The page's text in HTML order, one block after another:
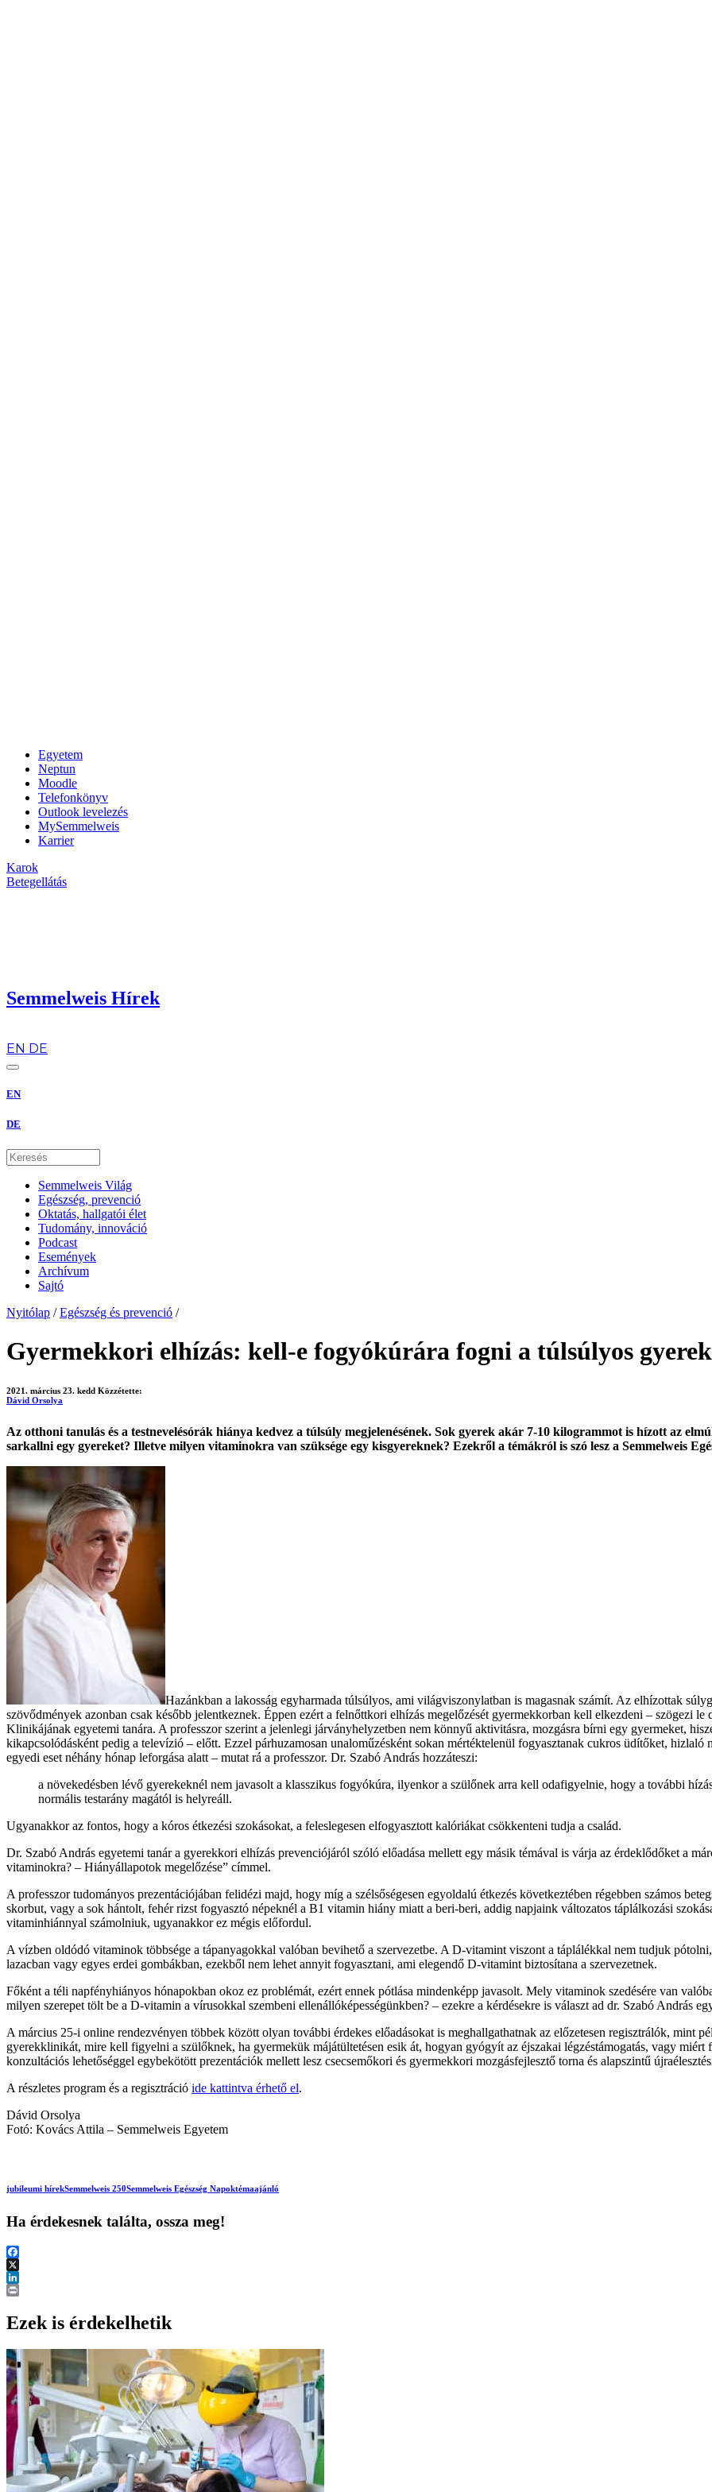
Egyetem
Neptun
Moodle
Telefonkönyv
Outlook levelezés
MySemmelweis
Karrier
Karok
Betegellátás
Semmelweis Hírek
EN DE
EN
DE
Semmelweis Világ
Egészség, prevenció
Oktatás, hallgatói élet
Tudomány, innováció
Podcast
Események
Archívum
Sajtó
Nyitólap / Egészség és prevenció /
Gyermekkori elhízás: kell-e fogyókúrára fogni a túlsúlyos
2021. március 23. kedd Közzétette:
Dávid Orsolya
Az otthoni tanulás és a testnevelésórák hiánya kedvez a túlsúly megjelenésének. Sok gyerek akár 7-10 kilogrammot is hízott az
sarkallni egy gyereket? Illetve milyen vitaminokra van szüksége egy kisgyereknek? Ezekről a témákról is szó lesz a Semmelweis
Hazánkban a lakosság egyharmada túlsúlyos, ami világviszonylatban is magasnak számít. Az elhízottak
szövődmények azonban csak később jelentkeznek. Éppen ezért a felnőttkori elhízás megelőzését gyermekkorban kell elkezdeni – szögezi
Klinikájának egyetemi tanára. A professzor szerint a jelenlegi járványhelyzetben nem könnyű aktivitásra, mozgásra bírni egy gyermeket,
kikapcsolódásként pedig a televízió – előtt. Ezzel párhuzamosan unaloműzésként sokan mértéktelenül fogyasztanak cukros üdítőket,
egyedi eset néhány hónap leforgása alatt – mutat rá a professzor. Dr. Szabó András hozzáteszi:
a növekedésben lévő gyerekeknél nem javasolt a klasszikus fogyókúra, ilyenkor a szülőnek arra kell odafigyelnie, hogy a további
normális testarány magától is helyreáll.
Ugyanakkor az fontos, hogy a kóros étkezési szokásokat, a feleslegesen elfogyasztott kalóriákat csökkenteni tudja a család.
Dr. Szabó András egyetemi tanár a gyerekkori elhízás prevenciójáról szóló előadása mellett egy másik témával is várja az érdeklődőket a
vitaminokra? – Hiányállapotok megelőzése” címmel.
A professzor tudományos prezentációjában felidézi majd, hogy míg a szélsőségesen egyoldalú étkezés következtében régebben számos
skorbut, vagy a sok hántolt, fehér rizst fogyasztó népeknél a B1 vitamin hiány miatt a beri-beri, addig napjaink változatos táplálkozási
vitaminhiánnyal számolniuk, ugyanakkor ez mégis előfordul.
A vízben oldódó vitaminok többsége a tápanyagokkal valóban bevihető a szervezetbe. A D-vitamint viszont a táplálékkal nem tudjuk
lazacban vagy egyes erdei gombákban, ezekből nem lehet annyit fogyasztani, ami elegendő D-vitamint biztosítana a szervezetnek.
Főként a téli napfényhiányos hónapokban okoz ez problémát, ezért ennek pótlása mindenképp javasolt. Mely vitaminok szedésére van
milyen szerepet tölt be a D-vitamin a vírusokkal szembeni ellenállóképességünkben? – ezekre a kérdésekre is választ ad dr. Szabó András
A március 25-i online rendezvényen többek között olyan további érdekes előadásokat is meghallgathatnak az előzetesen regisztrálók, mint
gyerekklinikát, mire kell figyelni a szülőknek, ha gyermekük májátültetésen esik át, hogyan gyógyít az éjszakai légzéstámogatás, vagy
konzultációs lehetőséggel egybekötött prezentációk mellett lesz csecsemőkori és gyermekkori mozgásfejlesztő torna és alapszintű
A részletes program és a regisztráció ide kattintva érhető el.
Dávid Orsolya
Fotó: Kovács Attila – Semmelweis Egyetem
jubileumi hírekSemmelweis 250Semmelweis Egészség Napoktémaajánló
Ha érdekesnek találta, ossza meg!
Facebook
X
LinkedIn
Ezek is érdekelhetik